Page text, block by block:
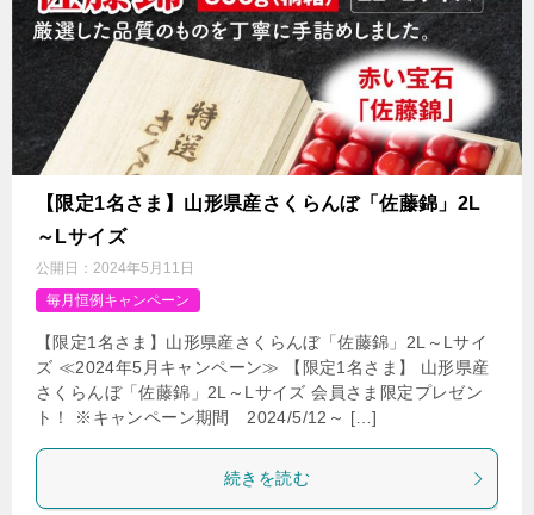
【限定1名さま】山形県産さくらんぼ「佐藤錦」2L
～Lサイズ
公開日： 2024年5月11日
毎月恒例キャンペーン
【限定1名さま】山形県産さくらんぼ「佐藤錦」2L～Lサイ
ズ ≪2024年5月キャンペーン≫ 【限定1名さま】 山形県産
さくらんぼ「佐藤錦」2L～Lサイズ 会員さま限定プレゼン
ト！ ※キャンペーン期間 2024/5/12～ […]
続きを読む